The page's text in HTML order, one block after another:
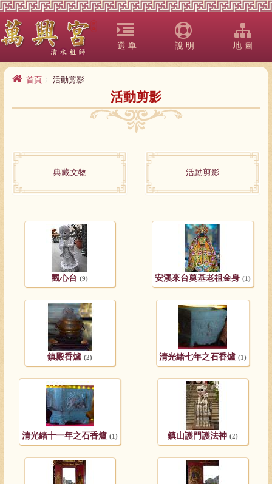
選 單 說 明 地 圖
首頁 活動剪影
活動剪影
典藏文物 活動剪影
觀心台 (9) 安溪來台奠基老祖金身 (1)
鎮殿香爐 (2) 清光緒七年之石香爐 (1)
清光緒十一年之石香爐 (1) 鎮山護門護法神 (2)